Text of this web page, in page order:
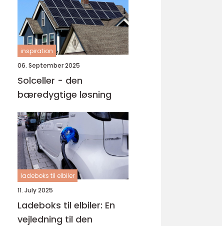
inspiration
06. September 2025
Solceller - den
bæredygtige løsning
ladeboks til elbiler
11. July 2025
Ladeboks til elbiler: En
vejledning til den